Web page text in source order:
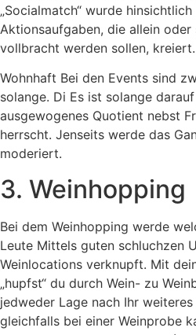
„Socialmatch“ wurde hinsichtlich
Aktionsaufgaben, die allein
vollbracht werden sollen, kreiert.
Wohnhaft Bei den Events sind
solange. Di Es ist solange
ausgewogenes Quotient nebst
herrscht. Jenseits werde das
moderiert.
3. Weinhopping
Bei dem Weinhopping werde
Leute Mittels guten schluchzen
Weinlocations verknupft. Mit
„hupfst“ du durch Wein- zu
jedweder Lage nach Ihr
gleichfalls bei einer Weinprobe